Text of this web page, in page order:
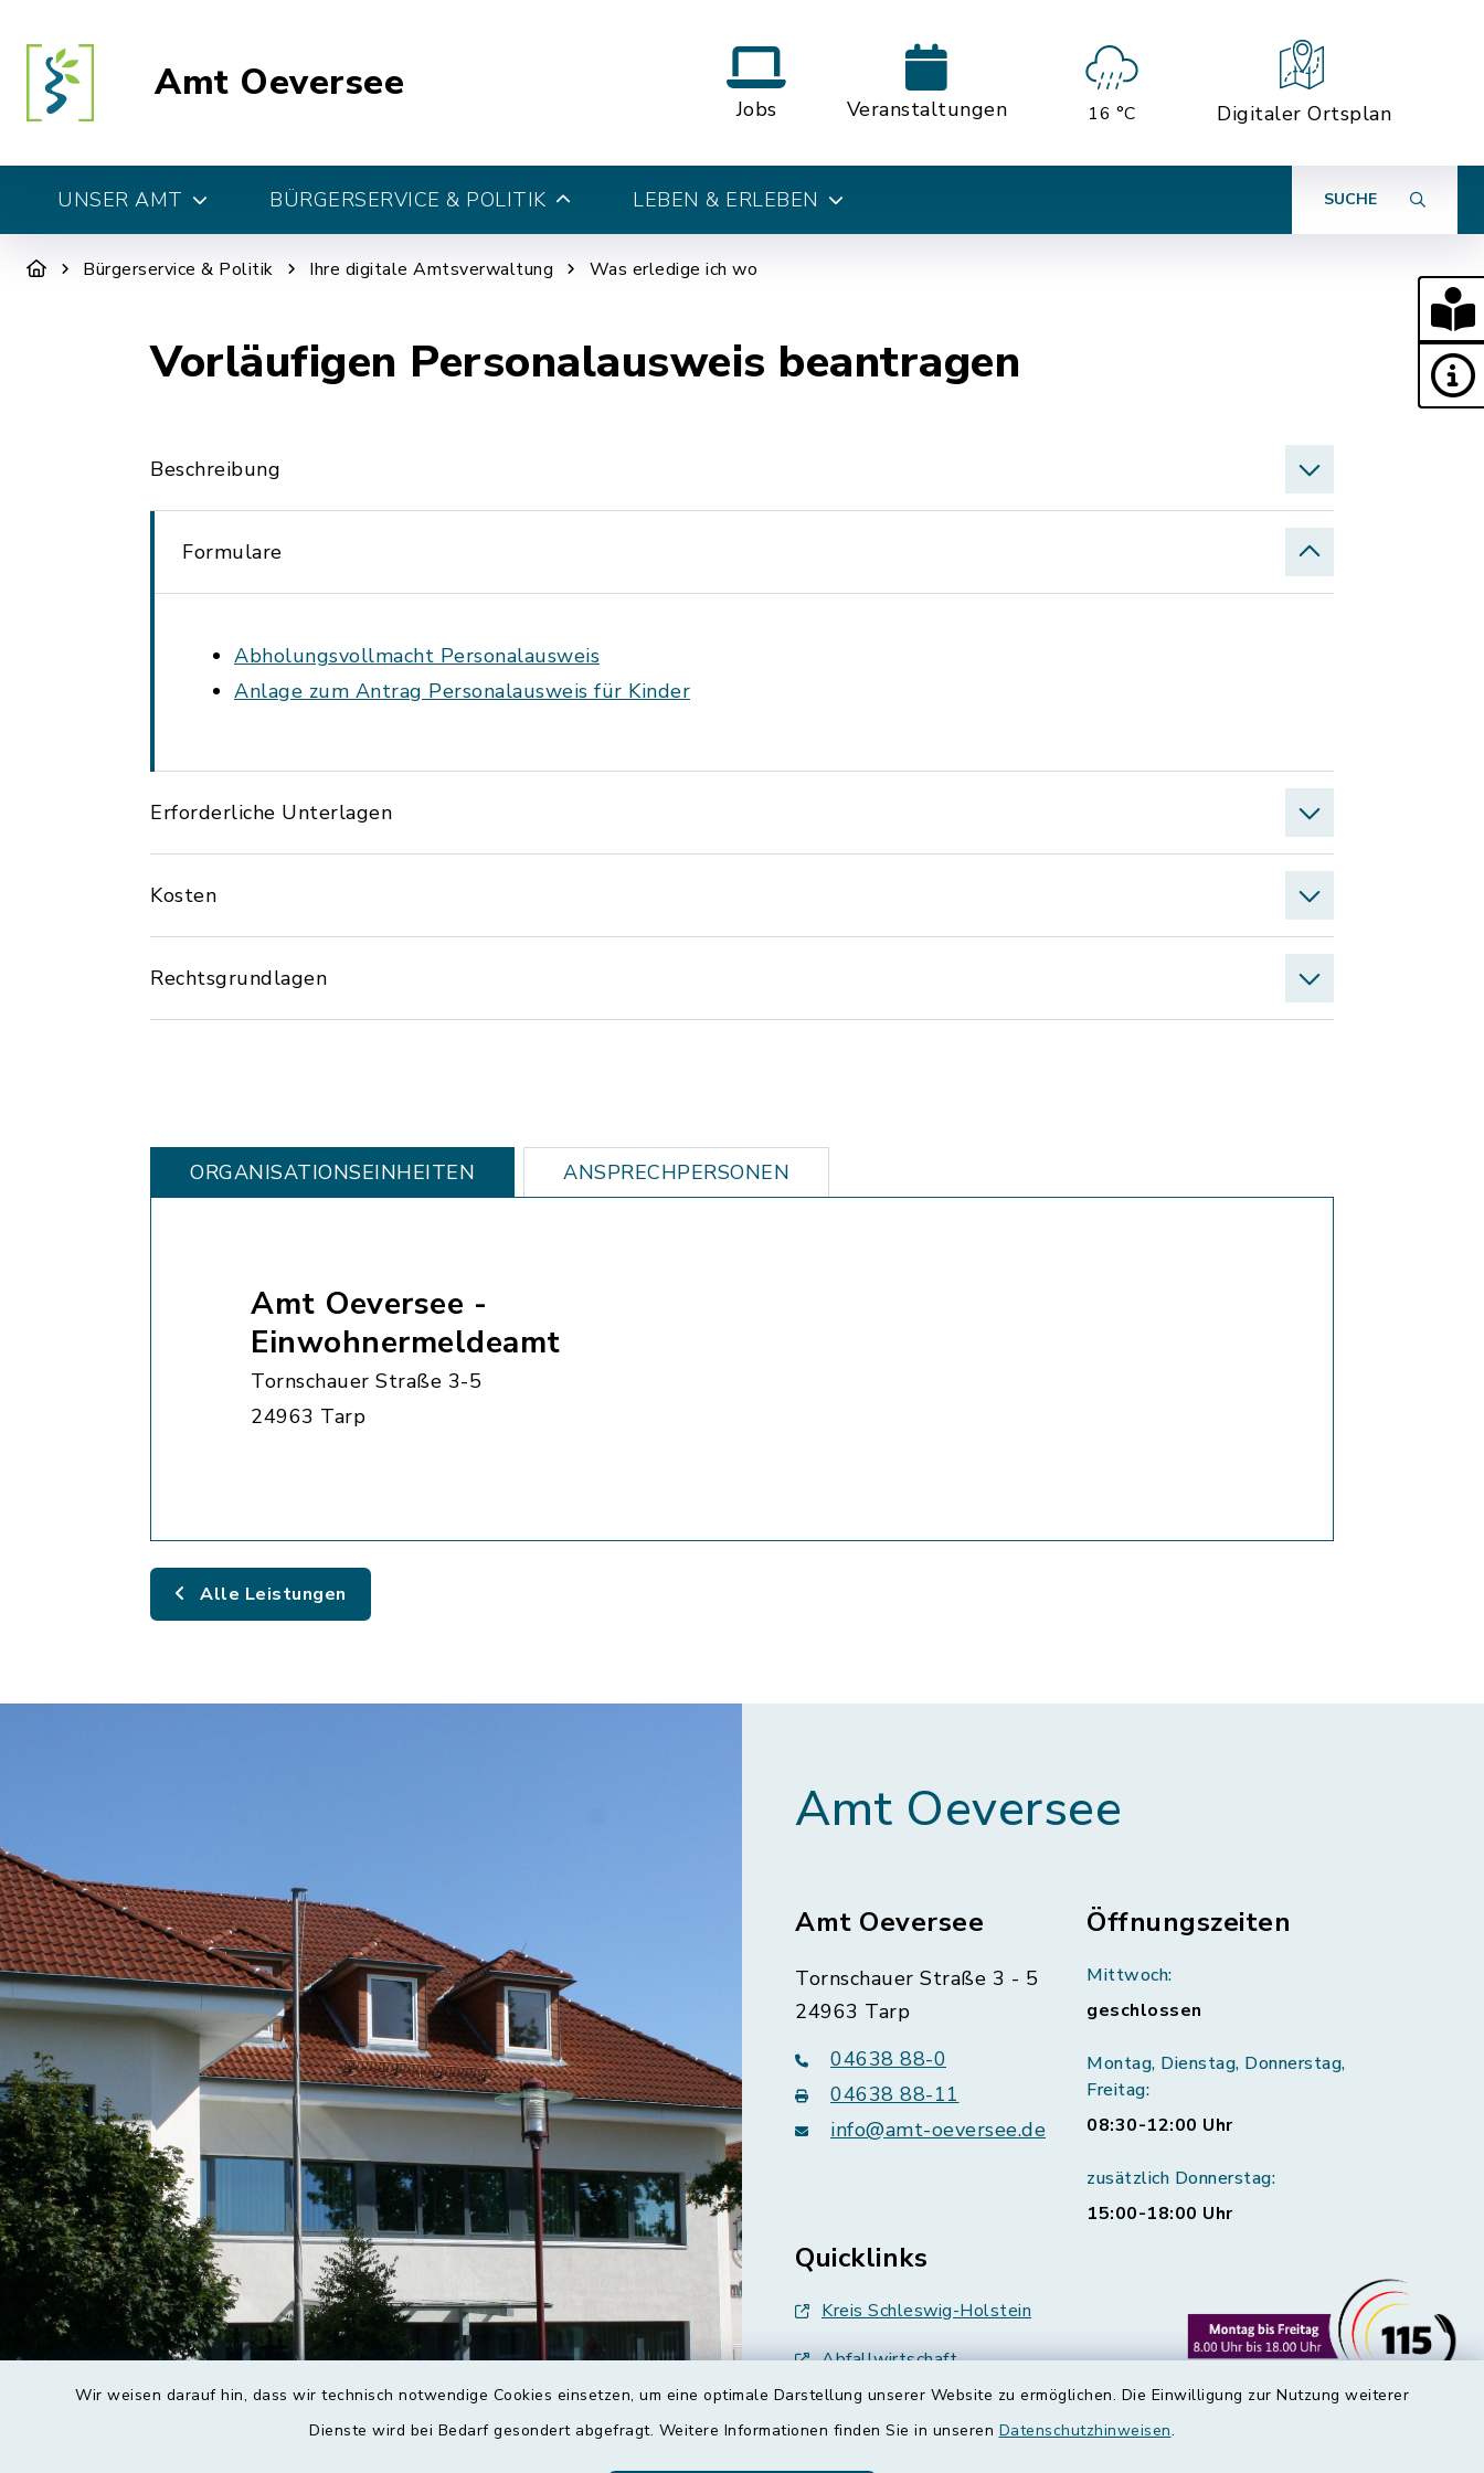
Wir weisen darauf hin, dass wir technisch notwendige Cookies einsetzen, um eine optimale Darstellung unserer Website zu ermöglichen. Die Einwilligung zur Nutzung weiterer
Dienste wird bei Bedarf gesondert abgefragt. Weitere Informationen finden Sie in unseren Datenschutzhinweisen.
Amt Oeversee
Jobs Veranstaltungen 16 °C Digitaler Ortsplan
UNSER AMT BÜRGERSERVICE & POLITIK LEBEN & ERLEBEN SUCHE
Bürgerservice & Politik Ihre digitale Amtsverwaltung Was erledige ich wo
Vorläufigen Personalausweis beantragen
Beschreibung
Formulare
Abholungsvollmacht Personalausweis
Anlage zum Antrag Personalausweis für Kinder
Erforderliche Unterlagen
Kosten
Rechtsgrundlagen
ORGANISATIONS­EINHEITEN ANSPRECHPERSONEN
Amt Oeversee -
Einwohnermeldeamt
Tornschauer Straße 3-5
24963 Tarp
Alle Leistungen
Amt Oeversee
Amt Oeversee
Tornschauer Straße 3 - 5
24963 Tarp
04638 88-0
04638 88-11
info@amt-oeversee.de
Öffnungszeiten
Mittwoch:
geschlossen
Montag, Dienstag, Donnerstag,
Freitag:
08:30-12:00 Uhr
zusätzlich Donnerstag:
15:00-18:00 Uhr
Quicklinks
Kreis Schleswig-Holstein
Abfallwirtschaft
Grünes Binnenland